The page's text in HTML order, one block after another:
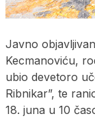
Javno
Kecmanoviću,
ubio devetoro
Ribnikar”, te
18. juna u 10